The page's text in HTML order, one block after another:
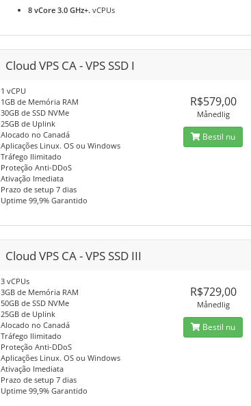
8 vCore 3.0 GHz+. vCPUs
Cloud VPS CA - VPS SSD I
1 vCPU
1GB de Memória RAM
30GB de SSD NVMe
25GB de Uplink
Alocado no Canadá
Aplicações Linux. OS ou Windows
Tráfego Ilimitado
Proteção Anti-DDoS
Ativação Imediata
Prazo de setup 7 dias
Uptime 99,9% Garantido
R$579,00
Månedlig
Bestil nu
Cloud VPS CA - VPS SSD III
3 vCPUs
3GB de Memória RAM
50GB de SSD NVMe
25GB de Uplink
Alocado no Canadá
Tráfego Ilimitado
Proteção Anti-DDoS
Aplicações Linux. OS ou Windows
Ativação Imediata
Prazo de setup 7 dias
Uptime 99,9% Garantido
R$729,00
Månedlig
Bestil nu